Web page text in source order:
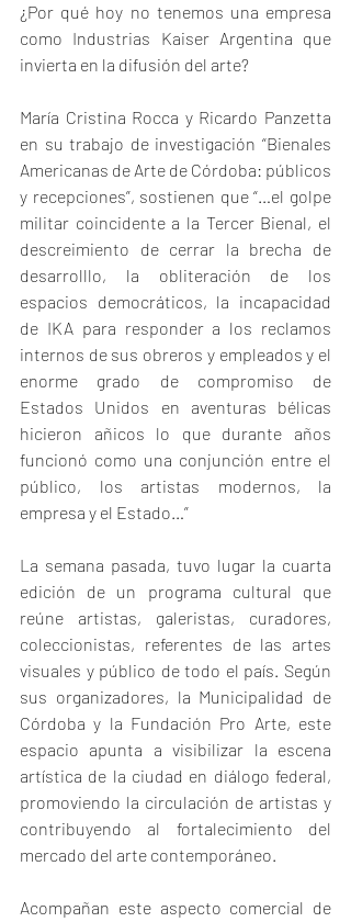
¿Por qué hoy no tenemos una empresa
como Industrias Kaiser Argentina que
invierta en la difusión del arte?
María Cristina Rocca y Ricardo Panzetta
en su trabajo de investigación “Bienales
Americanas de Arte de Córdoba: públicos
y recepciones”, sostienen que “…el golpe
militar coincidente a la Tercer Bienal, el
descreimiento de cerrar la brecha de
desarrolllo, la obliteración de los
espacios democráticos, la incapacidad
de IKA para responder a los reclamos
internos de sus obreros y empleados y el
enorme grado de compromiso de
Estados Unidos en aventuras bélicas
hicieron añicos lo que durante años
funcionó como una conjunción entre el
público, los artistas modernos, la
empresa y el Estado…”
La semana pasada, tuvo lugar la cuarta
edición de un programa cultural que
reúne artistas, galeristas, curadores,
coleccionistas, referentes de las artes
visuales y público de todo el país. Según
sus organizadores, la Municipalidad de
Córdoba y la Fundación Pro Arte, este
espacio apunta a visibilizar la escena
artística de la ciudad en diálogo federal,
promoviendo la circulación de artistas y
contribuyendo al fortalecimiento del
mercado del arte contemporáneo.
Acompañan este aspecto comercial de